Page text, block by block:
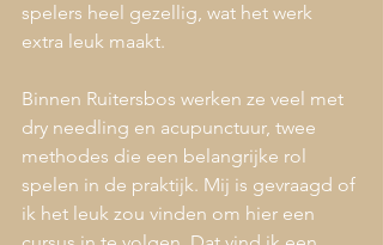
spelers heel gezellig, wat het werk
extra leuk maakt.
Binnen Ruitersbos werken ze veel met
dry needling en acupunctuur, twee
methodes die een belangrijke rol
spelen in de praktijk. Mij is gevraagd of
ik het leuk zou vinden om hier een